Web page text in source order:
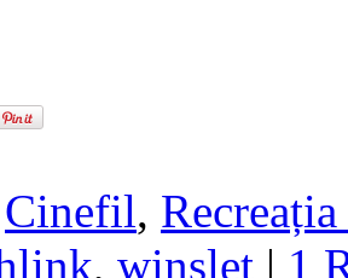
Cinefil,
, winslet | 1